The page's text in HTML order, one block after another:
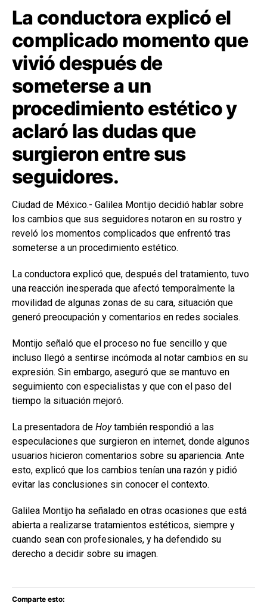
La conductora explicó el
complicado momento que
vivió después de
someterse a un
procedimiento estético y
aclaró las dudas que
surgieron entre sus
seguidores.
Ciudad de México.- Galilea Montijo decidió hablar sobre
los cambios que sus seguidores notaron en su rostro y
reveló los momentos complicados que enfrentó tras
someterse a un procedimiento estético.
La conductora explicó que, después del tratamiento, tuvo
una reacción inesperada que afectó temporalmente la
movilidad de algunas zonas de su cara, situación que
generó preocupación y comentarios en redes sociales.
Montijo señaló que el proceso no fue sencillo y que
incluso llegó a sentirse incómoda al notar cambios en su
expresión. Sin embargo, aseguró que se mantuvo en
seguimiento con especialistas y que con el paso del
tiempo la situación mejoró.
La presentadora de Hoytambién respondió a las
especulaciones que surgieron en internet, donde algunos
usuarios hicieron comentarios sobre su apariencia. Ante
esto, explicó que los cambios tenían una razón y pidió
evitar las conclusiones sin conocer el contexto.
Galilea Montijo ha señalado en otras ocasiones que está
abierta a realizarse tratamientos estéticos, siempre y
cuando sean con profesionales, y ha defendido su
derecho a decidir sobre su imagen.
Comparte esto: